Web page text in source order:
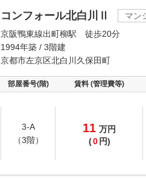
コンフォール北白川Ⅱ
マン
京阪鴨東線出町柳駅 徒歩20分
1994年築 / 3階建
京都市左京区北白川久保田町
部屋番号(階) 賃料 (管理費等)
3-A
（3階）
11 万円
(0 円)